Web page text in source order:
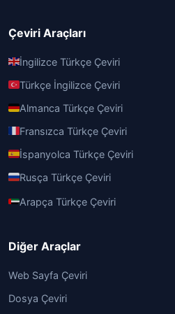
Çeviri Araçları
İngilizce Türkçe Çeviri
Türkçe İngilizce Çeviri
Almanca Türkçe Çeviri
Fransızca Türkçe Çeviri
İspanyolca Türkçe Çeviri
Rusça Türkçe Çeviri
Arapça Türkçe Çeviri
Diğer Araçlar
Web Sayfa Çeviri
Dosya Çeviri